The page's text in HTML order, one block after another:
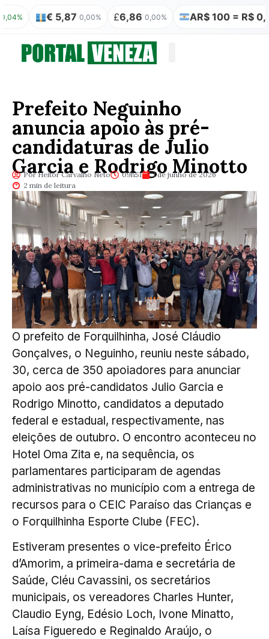
€ 5,87 0,00% £6,86 0,00% AR$ 100 = R$ 0,31
Prefeito Neguinho
anuncia apoio às pré-
candidaturas de Julio
Garcia e Rodrigo Minotto
Por Heitor Carvalho Neto 09h51
1 de junho de 2026
2 min de leitura
O prefeito de Forquilhinha, José Cláudio
Gonçalves, o Neguinho, reuniu neste sábado,
30, cerca de 350 apoiadores para anunciar
apoio aos pré-candidatos Julio Garcia e
Rodrigo Minotto, candidatos a deputado
federal e estadual, respectivamente, nas
eleições de outubro. O encontro aconteceu no
Hotel Oma Zita e, na sequência, os
parlamentares participaram de agendas
administrativas no município com a entrega de
recursos para o CEIC Paraíso das Crianças e
o Forquilhinha Esporte Clube (FEC).
Estiveram presentes o vice-prefeito Érico
d’Amorim, a primeira-dama e secretária de
Saúde, Cléu Cavassini, os secretários
municipais, os vereadores Charles Hunter,
Claudio Eyng, Edésio Loch, Ivone Minatto,
Laísa Figueredo e Reginaldo Araújo, o